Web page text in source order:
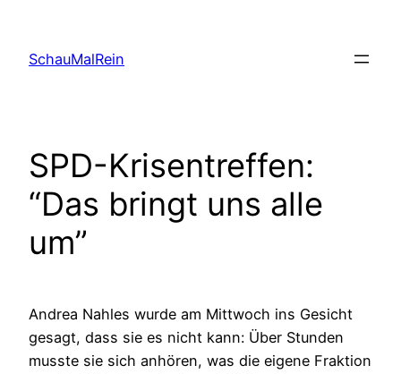
content
SchauMalRein
SPD-Krisentreffen:
“Das bringt uns alle
um”
Andrea Nahles wurde am Mittwoch ins Gesicht
gesagt, dass sie es nicht kann: Über Stunden
musste sie sich anhören, was die eigene Fraktion